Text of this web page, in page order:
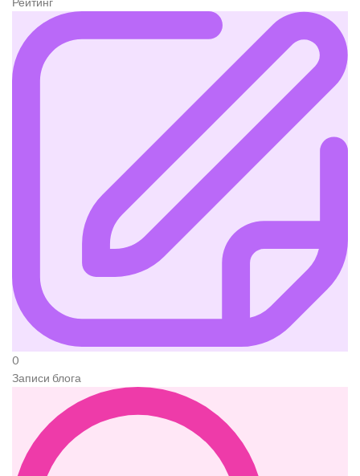
0
Записи блога